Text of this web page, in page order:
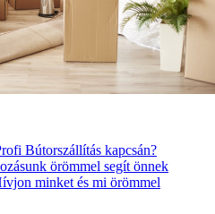
Bútorszállítás kapcsán?
örömmel segít önnek
minket és mi örömmel